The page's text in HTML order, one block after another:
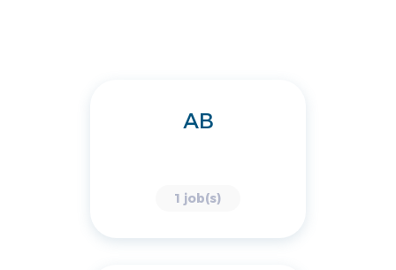
AB
1 job(s)